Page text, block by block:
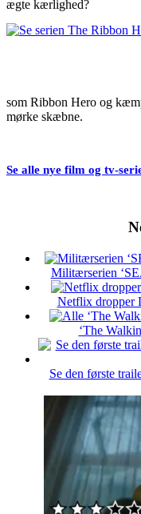
ægte kærlighed?
som Ribbon Hero og
mørke skæbne.
Se alle nye film og tv-
Militærserien
Netflix dropper
‘The
Se den første